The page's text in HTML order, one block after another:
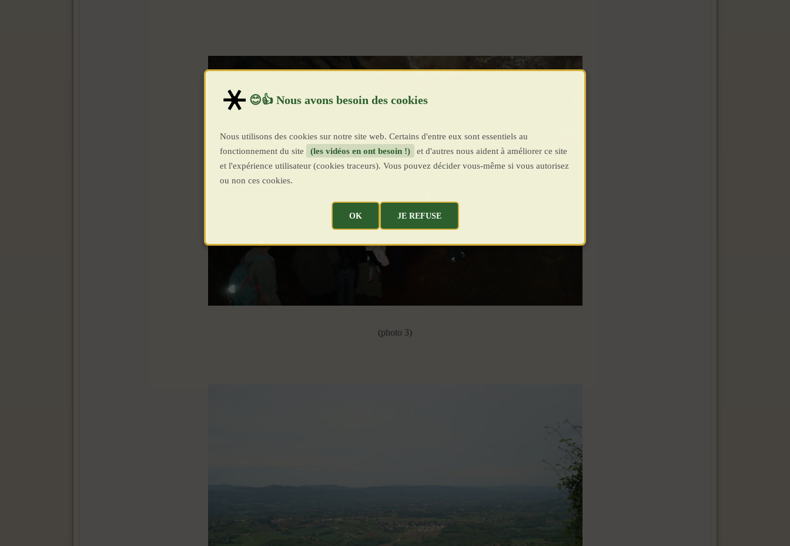
(photo 3)
Nous utilisons des cookies sur notre site web. Certains d'entre eux sont essentiels au
fonctionnement du site
(les vidéos en ont besoin !)
et d'autres nous aident à améliorer ce site
et l'expérience utilisateur (cookies traceurs). Vous pouvez décider vous-même si vous autorisez
ou non ces cookies.
OK JE REFUSE